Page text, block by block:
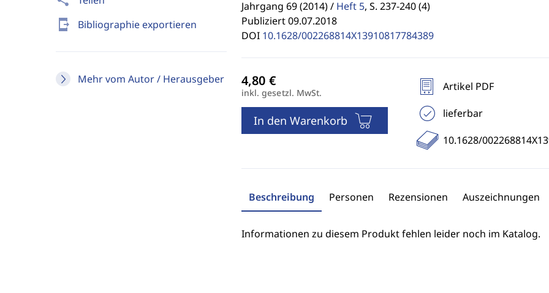
send_to_mobile Bibliographie exportieren
Mehr vom Autor / Herausgeber
Jahrgang 69 (2014) / Heft 5, S. 237-240 (4)
Publiziert 09.07.2018
DOI 10.1628/002268814X13910817784389
inkl. gesetzl. MwSt.
In den Warenkorb
Artikel PDF
lieferbar
10.1628/
Beschreibung Personen Rezensionen Auszeichnungen
Informationen zu diesem Produkt fehlen leider noch im Katalog.